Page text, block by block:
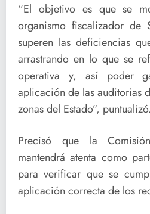
“El objetivo es que se
organismo fiscalizador de
superen las deficiencias
arrastrando en lo que se
operativa y, así poder
aplicación de las auditorias
zonas del Estado”, puntualizó.
Precisó que la
mantendrá atenta como
para verificar que se
aplicación correcta de los